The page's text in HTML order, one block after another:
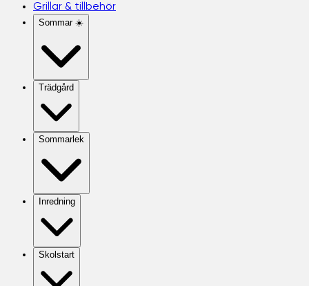
Grillar & tillbehör
Sommar ☀️
Trädgård
Sommarlek
Inredning
Skolstart